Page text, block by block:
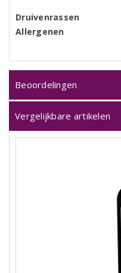
Druivenrassen
Allergenen
Beoordelingen
Vergelijkbare artikelen